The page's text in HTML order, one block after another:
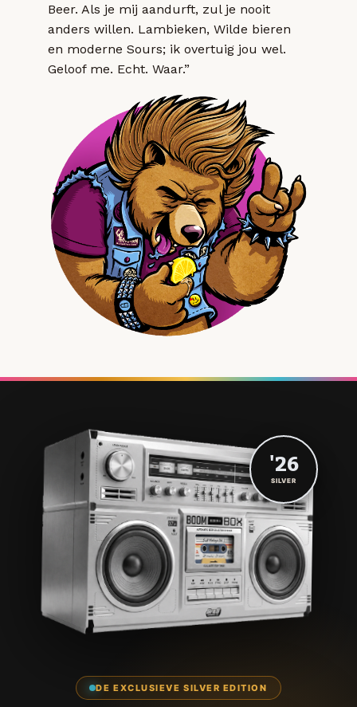
Beer. Als je mij aandurft, zul je nooit
anders willen. Lambieken, Wilde bieren
en moderne Sours; ik overtuig jou wel.
Geloof me. Echt. Waar.”
DE EXCLUSIEVE SILVER EDITION
'26
SILVER